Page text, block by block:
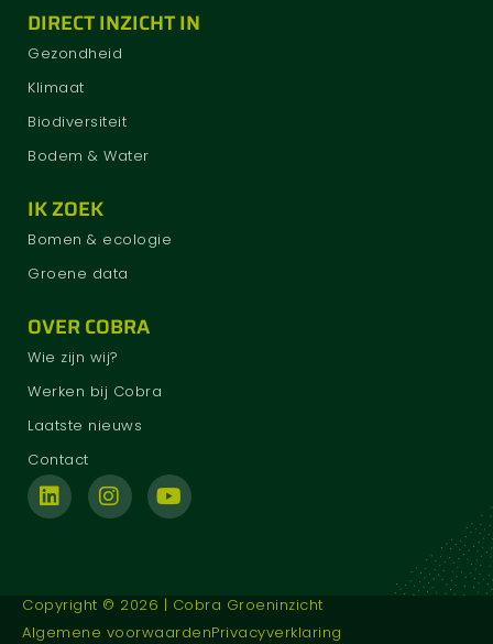
DIRECT INZICHT IN
Gezondheid
Klimaat
Biodiversiteit
Bodem & Water
IK ZOEK
Bomen & ecologie
Groene data
OVER COBRA
Wie zijn wij?
Werken bij Cobra
Laatste nieuws
Contact
Copyright © 2026 | Cobra Groeninzicht
Algemene voorwaardenPrivacyverklaring